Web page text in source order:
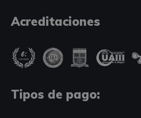
Acreditaciones
Tipos de pago: